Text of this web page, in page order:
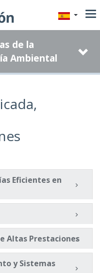
de la
Ambiental
Eficientes en
Altas Prestaciones
y Sistemas